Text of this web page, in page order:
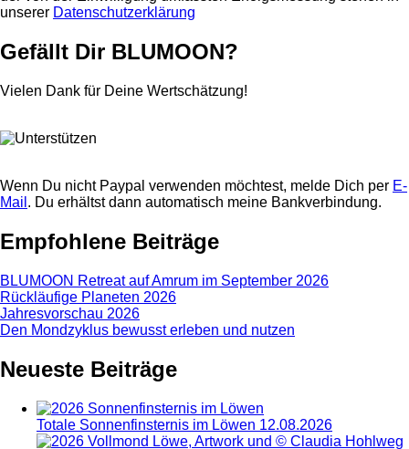
unserer Datenschutz­erklärung
Gefällt Dir BLUMOON?
Vielen Dank für Deine Wertschätzung!
Wenn Du nicht Paypal verwenden möchtest, melde Dich per E-
Mail . Du erhältst dann automatisch meine Bankverbindung.
Empfohlene Beiträge
BLUMOON Retreat auf Amrum im September 2026
Rückläufige Planeten 2026
Jahresvorschau 2026
Den Mondzyklus bewusst erleben und nutzen
Neueste Beiträge
Totale Sonnenfinsternis im Löwen 12.08.2026